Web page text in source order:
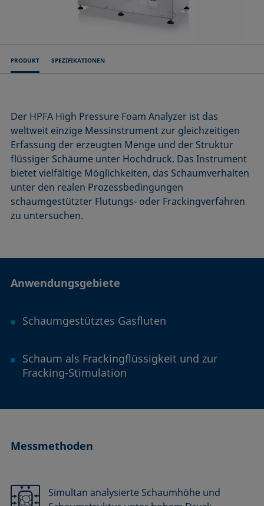
PRODUKT SPEZIFIKATIONEN
Der HPFA High Pressure Foam Analyzer ist das
weltweit einzige Messinstrument zur gleichzeitigen
Erfassung der erzeugten Menge und der Struktur
flüssiger Schäume unter Hochdruck. Das Instrument
bietet vielfältige Möglichkeiten, das Schaumverhalten
unter den realen Prozessbedingungen
schaumgestützter Flutungs- oder Frackingverfahren
zu untersuchen.
Anwendungsgebiete
Schaumgestütztes Gasfluten
Schaum als Frackingflüssigkeit und zur
Fracking-Stimulation
Messmethoden
Simultan analysierte Schaumhöhe und